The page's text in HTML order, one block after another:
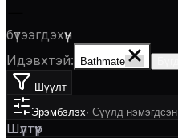
бүтээгдэхүүн
Идэвхтэй:
Bathmate
Шүүлт
Эрэмбэлэх· Сүүлд нэмэгдсэн
Шүүлтүүр